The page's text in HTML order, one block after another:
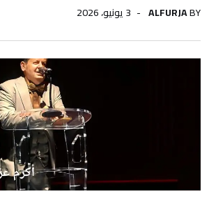
BY
ALFURJA 3 يونيو، 2026